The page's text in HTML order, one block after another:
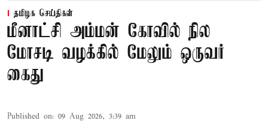
தமிழக செய்திகள்
மீனாட்சி அம்மன் கோவில் நில
மோசடி வழக்கில் மேலும் ஒருவர்
கைது
Published on: 09 Aug 2026, 3:39 am